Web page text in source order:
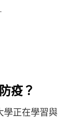
疫？
學正在學習與